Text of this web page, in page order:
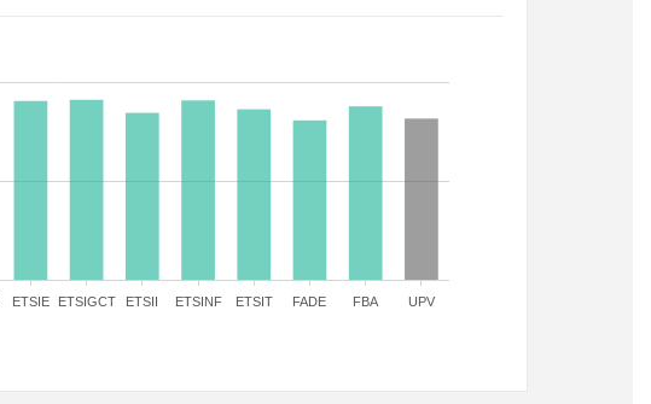
ETSIE ETSIGCT ETSII ETSINF ETSIT FADE FBA UPV